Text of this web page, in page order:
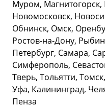
Муром,
Новомосковск,
Обнинск, Омск,
Ростов-на-Дону,
Петербург, Самара,
Симферополь,
Тверь, Тольятти,
Уфа, Калининград,
Пенза